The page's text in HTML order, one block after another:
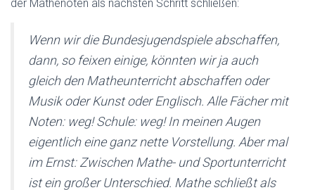
der Mathenoten als nächsten Schritt schließen:
Wenn wir die Bundesjugendspiele abschaffen,
dann, so feixen einige, könnten wir ja auch
gleich den Matheunterricht abschaffen oder
Musik oder Kunst oder Englisch. Alle Fächer mit
Noten: weg! Schule: weg! In meinen Augen
eigentlich eine ganz nette Vorstellung. Aber mal
im Ernst: Zwischen Mathe- und Sportunterricht
ist ein großer Unterschied. Mathe schließt als